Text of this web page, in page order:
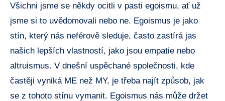
Všichni jsme se někdy ocitli v pasti egoismu, ať už
jsme si to uvědomovali nebo ne. Egoismus je jako
stín, který nás neférově sleduje, často zastírá jas
našich lepších vlastností, jako jsou empatie nebo
altruismus. V dnešní uspěchané společnosti, kde
častěji vyniká ME než MY, je třeba najít způsob, jak
se z tohoto stínu vymanit. Egoismus nás může držet